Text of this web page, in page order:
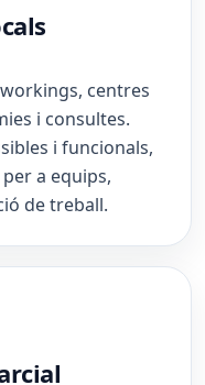
centres
i consultes.
i funcionals,
a equips,
de treball.